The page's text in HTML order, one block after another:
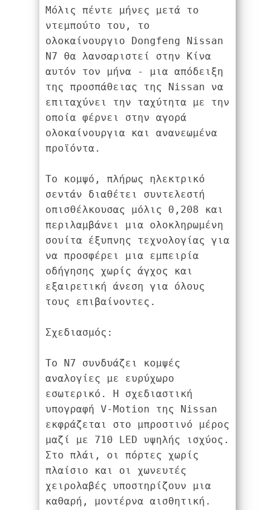
Μόλις πέντε μήνες μετά το
ντεμπούτο του, το
ολοκαίνουργιο Dongfeng Nissan
N7 θα λανσαριστεί στην Κίνα
αυτόν τον μήνα - μια απόδειξη
της προσπάθειας της Nissan να
επιταχύνει την ταχύτητα με την
οποία φέρνει στην αγορά
ολοκαίνουργια και ανανεωμένα
προϊόντα.
Το κομψό, πλήρως ηλεκτρικό
σεντάν διαθέτει συντελεστή
οπισθέλκουσας μόλις 0,208 και
περιλαμβάνει μια ολοκληρωμένη
σουίτα έξυπνης τεχνολογίας για
να προσφέρει μια εμπειρία
οδήγησης χωρίς άγχος και
εξαιρετική άνεση για όλους
τους επιβαίνοντες.
Σχεδιασμός:
Το N7 συνδυάζει κομψές
αναλογίες με ευρύχωρο
εσωτερικό. Η σχεδιαστική
υπογραφή V-Motion της Nissan
εκφράζεται στο μπροστινό μέρος
μαζί με 710 LED υψηλής ισχύος.
Στο πλάι, οι πόρτες χωρίς
πλαίσιο και οι χωνευτές
χειρολαβές υποστηρίζουν μια
καθαρή, μοντέρνα αισθητική.